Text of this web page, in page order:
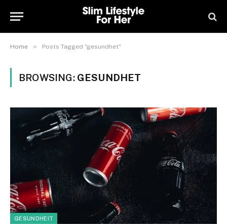
Home » Posts Tagged "gesundhet"
BROWSING: GESUNDHET
GESUNDHEIT